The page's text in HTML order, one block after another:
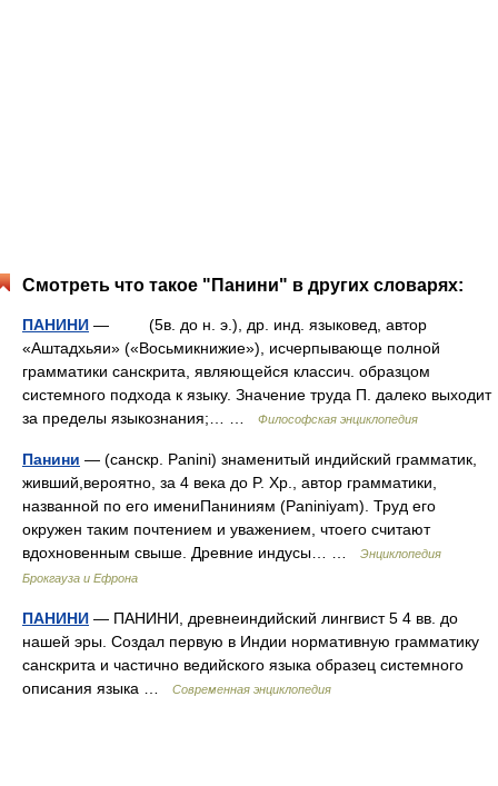
Смотреть что такое "Панини" в других словарях:
ПАНИНИ — (5в. до н. э.), др. инд. языковед, автор
«Аштадхьяи» («Восьмикнижие»), исчерпывающе полной
грамматики санскрита, являющейся классич. образцом
системного подхода к языку. Значение труда П. далеко выходит
за пределы языкознания;… …
Философская энциклопедия
Панини — (санскр. Раnini) знаменитый индийский грамматик,
живший,вероятно, за 4 века до P. Хр., автор грамматики,
названной по его имениПаниниям (Pаniniyam). Труд его
окружен таким почтением и уважением, чтоего считают
вдохновенным свыше. Древние индусы… …
Энциклопедия
Брокгауза и Ефрона
ПАНИНИ — ПАНИНИ, древнеиндийский лингвист 5 4 вв. до
нашей эры. Создал первую в Индии нормативную грамматику
санскрита и частично ведийского языка образец системного
описания языка …
Современная энциклопедия